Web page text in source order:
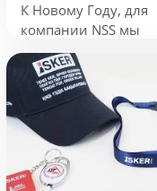
К Новому Году, для
компании NSS мы
разработали
креативную подборку
из наборов
«Christmas Sky» и
«Adora».
в черное, как смоль,
зимнее небо и